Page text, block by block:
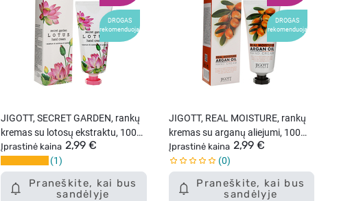
DROGAS
rekomenduoja
Praneškite, kai bus
sandėlyje
JIGOTT, SECRET GARDEN, rankų
kremas su lotosų ekstraktu, 100
ml.
Įprastinė kaina 2,99 €
1
DROGAS
rekomenduoja
Praneškite, kai bus
sandėlyje
JIGOTT, REAL MOISTURE, rankų
kremas su arganų aliejumi, 100
ml.
Įprastinė kaina 2,99 €
0